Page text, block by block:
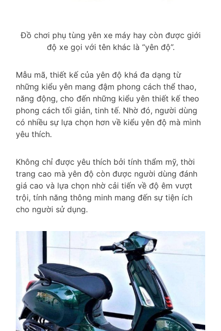
Đồ chơi phụ tùng yên xe máy hay còn được giới
độ xe gọi với tên khác là “yên độ”.
Mẫu mã, thiết kế của yên độ khá đa dạng từ
những kiểu yên mang đậm phong cách thể thao,
năng động, cho đến những kiểu yên thiết kế theo
phong cách tối giản, tinh tế. Nhờ đó, người dùng
có nhiều sự lựa chọn hơn về kiểu yên độ mà mình
yêu thích.
Không chỉ được yêu thích bởi tính thẩm mỹ, thời
trang cao mà yên độ còn được người dùng đánh
giá cao và lựa chọn nhờ cải tiến về độ êm vượt
trội, tính năng thông minh mang đến sự tiện ích
cho người sử dụng.